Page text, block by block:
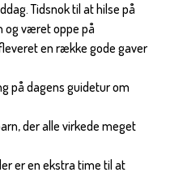
Tidsnok til at hilse på
og været oppe på
en række gode gaver
på dagens guidetur om
der alle virkede meget
er en ekstra time til at